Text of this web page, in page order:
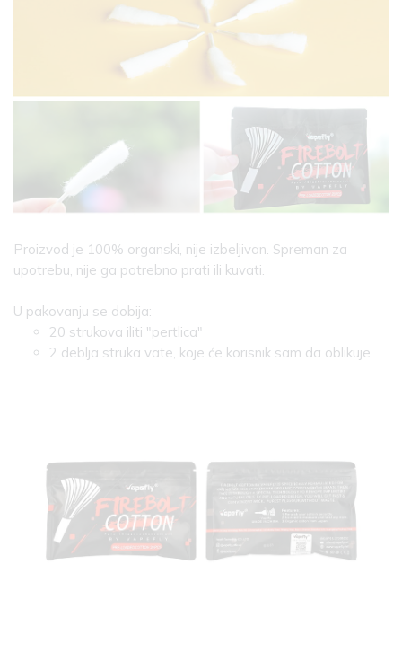
Proizvod je 100% organski, nije izbeljivan. Spreman za
upotrebu, nije ga potrebno prati ili kuvati.
U pakovanju se dobija:
20 strukova iliti "pertlica"
2 deblja struka vate, koje će korisnik sam da oblikuje